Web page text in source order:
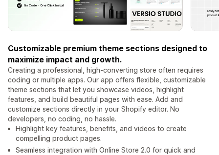
Customizable premium theme sections designed to
maximize impact and growth.
Creating a professional, high-converting store often requires
coding or multiple apps. Our app offers flexible, customizable
theme sections that let you showcase videos, highlight
features, and build beautiful pages with ease. Add and
customize sections directly in your Shopify editor. No
developers, no coding, no hassle.
Highlight key features, benefits, and videos to create
compelling product pages.
Seamless integration with Online Store 2.0 for quick and